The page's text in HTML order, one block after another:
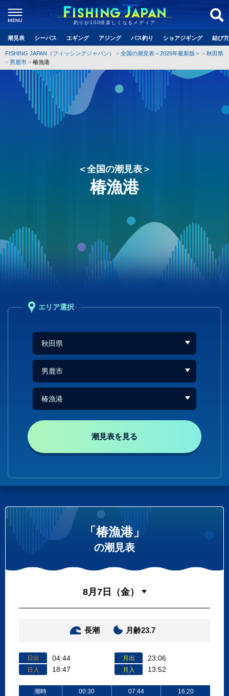
釣りが100倍楽しくなるメディア
潮見表 シーバス エギング アジング バス釣り ショアジギング 結び
FISHING JAPAN（フィッシングジャパン） 全国の潮見表＜2026年最新版＞
秋田県
男鹿市
椿漁港
＜全国の潮見表＞
椿漁港
エリア選択
潮見表を見る
「椿漁港」
の潮見表
長潮 月齢23.7
日出 04:44
日入 18:47
月出 23:06
月入 13:52
潮時 00:30 07:44 16:20